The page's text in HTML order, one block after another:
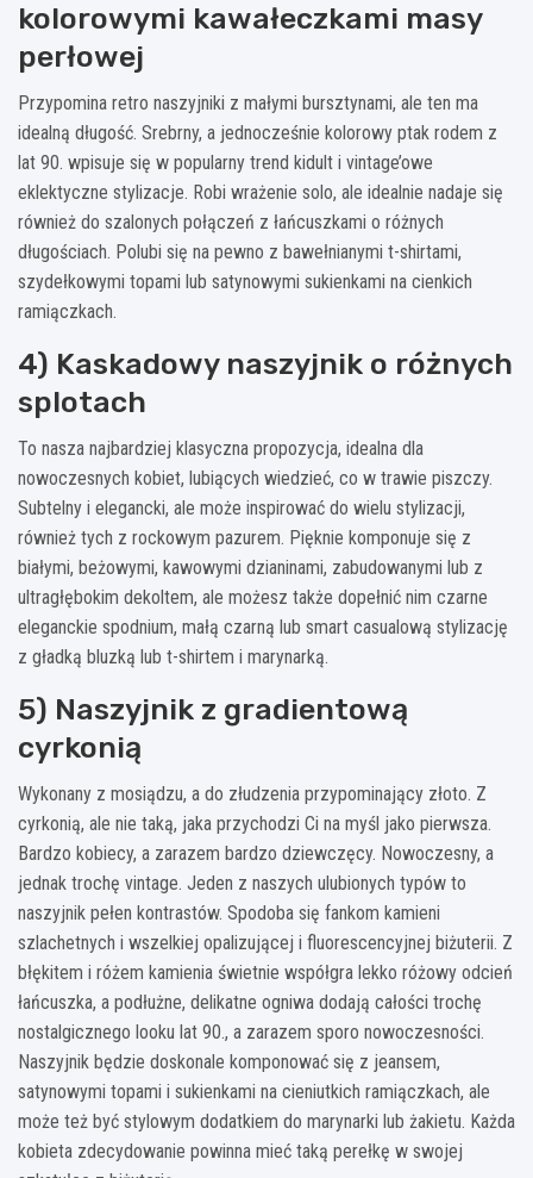
kolorowymi kawałeczkami masy
perłowej
Przypomina retro naszyjniki z małymi bursztynami, ale ten ma
idealną długość. Srebrny, a jednocześnie kolorowy ptak rodem z
lat 90. wpisuje się w popularny trend kidult i vintage’owe
eklektyczne stylizacje. Robi wrażenie solo, ale idealnie nadaje się
również do szalonych połączeń z łańcuszkami o różnych
długościach. Polubi się na pewno z bawełnianymi t-shirtami,
szydełkowymi topami lub satynowymi sukienkami na cienkich
ramiączkach.
4) Kaskadowy naszyjnik o różnych
splotach
To nasza najbardziej klasyczna propozycja, idealna dla
nowoczesnych kobiet, lubiących wiedzieć, co w trawie piszczy.
Subtelny i elegancki, ale może inspirować do wielu stylizacji,
również tych z rockowym pazurem. Pięknie komponuje się z
białymi, beżowymi, kawowymi dzianinami, zabudowanymi lub z
ultragłębokim dekoltem, ale możesz także dopełnić nim czarne
eleganckie spodnium, małą czarną lub smart casualową stylizację
z gładką bluzką lub t-shirtem i marynarką.
5) Naszyjnik z gradientową
cyrkonią
Wykonany z mosiądzu, a do złudzenia przypominający złoto. Z
cyrkonią, ale nie taką, jaka przychodzi Ci na myśl jako pierwsza.
Bardzo kobiecy, a zarazem bardzo dziewczęcy. Nowoczesny, a
jednak trochę vintage. Jeden z naszych ulubionych typów to
naszyjnik pełen kontrastów. Spodoba się fankom kamieni
szlachetnych i wszelkiej opalizującej i fluorescencyjnej biżuterii. Z
błękitem i różem kamienia świetnie współgra lekko różowy odcień
łańcuszka, a podłużne, delikatne ogniwa dodają całości trochę
nostalgicznego looku lat 90., a zarazem sporo nowoczesności.
Naszyjnik będzie doskonale komponować się z jeansem,
satynowymi topami i sukienkami na cieniutkich ramiączkach, ale
może też być stylowym dodatkiem do marynarki lub żakietu. Każda
kobieta zdecydowanie powinna mieć taką perełkę w swojej